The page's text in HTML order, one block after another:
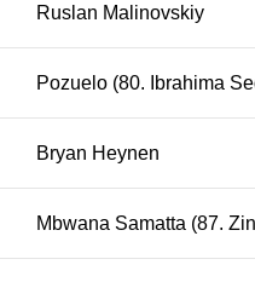
Ruslan Malinovskiy
Pozuelo (80. Ibrahima
Bryan Heynen
Mbwana Samatta (87.